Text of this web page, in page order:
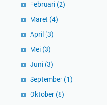
Februari (2)
Maret (4)
April (3)
Mei (3)
Juni (3)
September (1)
Oktober (8)